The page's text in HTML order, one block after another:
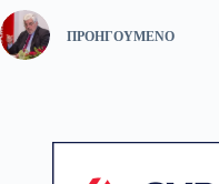
ΠΡΟΗΓΟΎΜΕΝΟ